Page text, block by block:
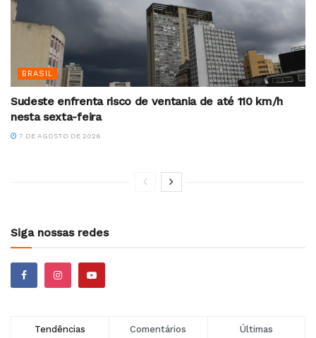
BRASIL
Sudeste enfrenta risco de ventania de até 110 km/h
nesta sexta-feira
7 DE AGOSTO DE 2026
Siga nossas redes
Tendências Comentários Últimas